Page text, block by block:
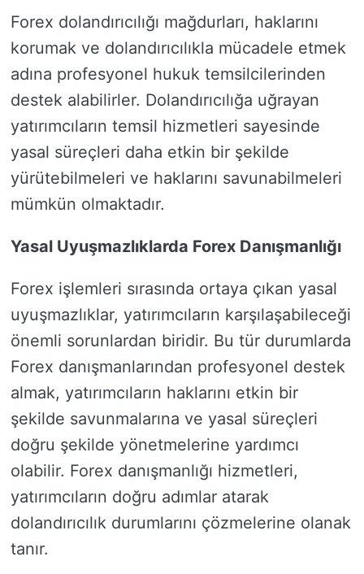
Forex dolandırıcılığı mağdurları, haklarını
korumak ve dolandırıcılıkla mücadele etmek
adına profesyonel hukuk temsilcilerinden
destek alabilirler. Dolandırıcılığa uğrayan
yatırımcıların temsil hizmetleri sayesinde
yasal süreçleri daha etkin bir şekilde
yürütebilmeleri ve haklarını savunabilmeleri
mümkün olmaktadır.
Yasal Uyuşmazlıklarda Forex Danışmanlığı
Forex işlemleri sırasında ortaya çıkan yasal
uyuşmazlıklar, yatırımcıların karşılaşabileceği
önemli sorunlardan biridir. Bu tür durumlarda
Forex danışmanlarından profesyonel destek
almak, yatırımcıların haklarını etkin bir
şekilde savunmalarına ve yasal süreçleri
doğru şekilde yönetmelerine yardımcı
olabilir. Forex danışmanlığı hizmetleri,
yatırımcıların doğru adımlar atarak
dolandırıcılık durumlarını çözmelerine olanak
tanır.